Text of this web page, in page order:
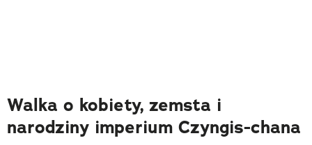
Walka o kobiety, zemsta i
narodziny imperium Czyngis-chana